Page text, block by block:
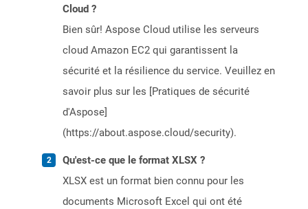
Cloud ?
Bien sûr! Aspose Cloud utilise les serveurs
cloud Amazon EC2 qui garantissent la
sécurité et la résilience du service. Veuillez en
savoir plus sur les [Pratiques de sécurité
d'Aspose]
(https://about.aspose.cloud/security).
Qu'est-ce que le format XLSX ?
XLSX est un format bien connu pour les
documents Microsoft Excel qui ont été